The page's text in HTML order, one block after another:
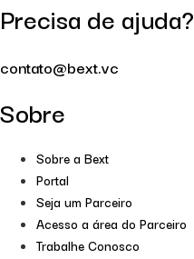
Precisa de ajuda?
contato@bext.vc
Sobre
Sobre a Bext
Portal
Seja um Parceiro
Acesso a área do Parceiro
Trabalhe Conosco